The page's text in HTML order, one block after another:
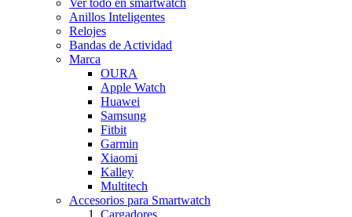
Anillos Inteligentes
Relojes
Bandas de Actividad
Marca
OURA
Apple Watch
Huawei
Samsung
Fitbit
Garmin
Xiaomi
Kalley
Multitech
Accesorios para Smartwatch
Cargadores